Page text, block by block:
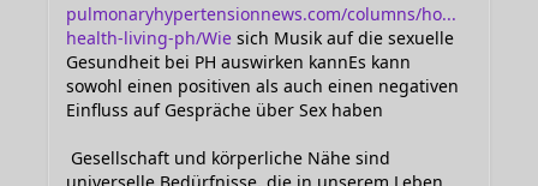
pulmonaryhypertensionnews.com/columns/ho...
health-living-ph/Wie sich Musik auf die sexuelle
Gesundheit bei PH auswirken kannEs kann
sowohl einen positiven als auch einen negativen
Einfluss auf Gespräche über Sex haben
Gesellschaft und körperliche Nähe sind